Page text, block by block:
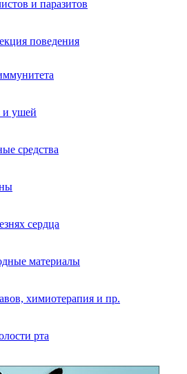
и паразитов
поведения
и ушей
средства
сердца
материалы
химиотерапия и пр.
рта